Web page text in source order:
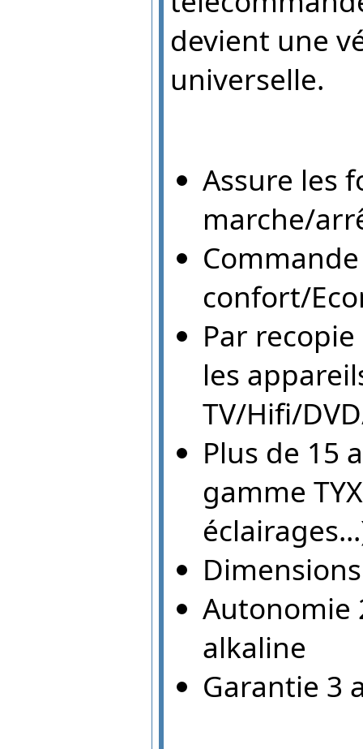
devient une
universelle.
Assure les
marche/
confort/
Par
les
TV/Hifi/
Plus de 15
gamme
Autonomie
alkaline
Garantie 3